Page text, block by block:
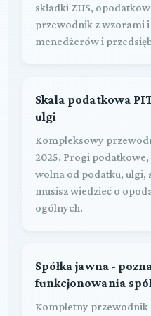
składki ZUS,
przewodnik z wzorami i
menedżerów i
Skala podatkowa
ulgi
Kompleksowy
2025. Progi podatkowe,
wolna od podatku, ulgi,
musisz wiedzieć o
ogólnych.
Spółka jawna -
funkcjonowania
Kompletny przewodnik